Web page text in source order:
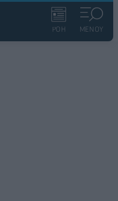
ΡΟΗ ΜΕΝΟΥ